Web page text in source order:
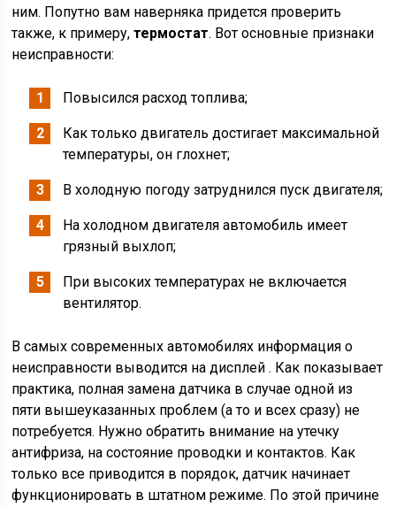
ним. Попутно вам наверняка придется проверить
также, к примеру,термостат. Вот основные признаки
неисправности:
Повысился расход топлива;
Как только двигатель достигает максимальной
температуры, он глохнет;
В холодную погоду затруднился пуск двигателя;
На холодном двигателя автомобиль имеет
грязный выхлоп;
При высоких температурах не включается
вентилятор.
В самых современных автомобилях информация о
неисправности выводится на дисплей . Как показывает
практика, полная замена датчика в случае одной из
пяти вышеуказанных проблем (а то и всех сразу) не
потребуется. Нужно обратить внимание на утечку
антифриза, на состояние проводки и контактов. Как
только все приводится в порядок, датчик начинает
функционировать в штатном режиме. По этой причине